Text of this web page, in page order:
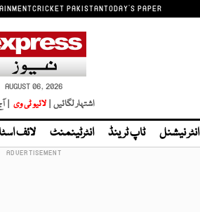
CRICKET PAKISTANTODAY'S PAPER
AUGUST 06, 2026
اشتہار لگائیں | لائیو ٹی وی |
انٹر نیشنل ٹاپ ٹرینڈ انٹرٹینمنٹ لائف